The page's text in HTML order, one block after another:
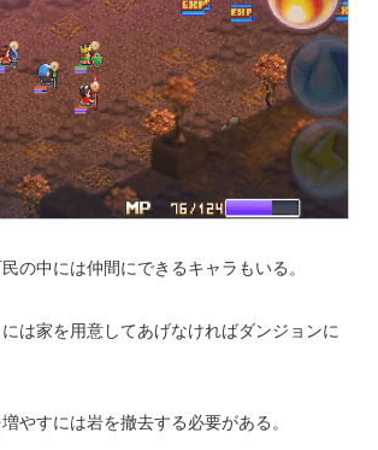
の中には仲間にできるキャラもいる。
は家を用意してあげなければダンジョンに
やすには岩を撤去する必要がある。